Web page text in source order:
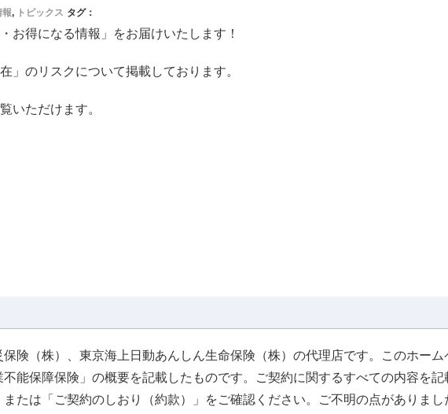
報, トピックス タグ：
お得になる情報」をお届けいたします！
」のリスクについて掲載しております。
いただけます。
険（株）、東京海上日動あんしん生命保険（株）の代理店です。このホー
不能保障保険」の概要を記載したものです。ご契約に関するすべての内容を
たは「ご契約のしおり（約款）」をご確認ください。ご不明の点がありま